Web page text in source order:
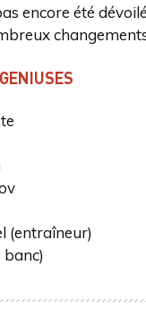
encore été
(entraîneur)
banc)